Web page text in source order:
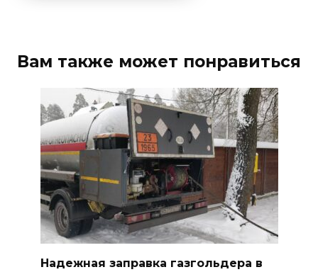
Вам также может понравиться
Надежная заправка газгольдера в